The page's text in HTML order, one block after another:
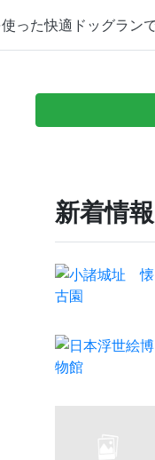
った快適ドッグラン
新着情報